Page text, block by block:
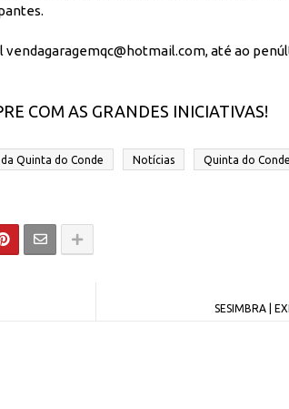
vendagaragemqc@hotmail.com, até ao
COM AS GRANDES INICIATIVAS!
Quinta do Conde Notícias Quinta do Conde
SESIMBRA |